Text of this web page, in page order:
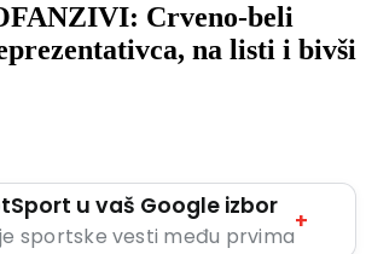
Crveno-beli
na listi i bivši
u vaš Google izbor
sportske vesti među prvima
+